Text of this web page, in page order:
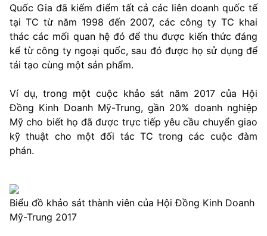
Quốc Gia đã kiểm điểm tất cả các liên doanh quốc tế
tại TC từ năm 1998 đến 2007, các công ty TC khai
thác các mối quan hệ đó để thu được kiến thức đáng
kể từ công ty ngoại quốc, sau đó được họ sử dụng để
tái tạo cùng một sản phẩm.
Ví dụ, trong một cuộc khảo sát năm 2017 của Hội
Đồng Kinh Doanh Mỹ-Trung, gần 20% doanh nghiệp
Mỹ cho biết họ đã được trực tiếp yêu cầu chuyển giao
kỹ thuật cho một đối tác TC trong các cuộc đàm
phán.
Biểu đồ khảo sát thành viên của Hội Đồng Kinh Doanh
Mỹ-Trung 2017